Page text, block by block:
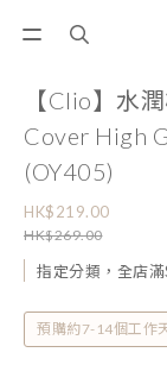
【Clio】水
Cover High
(OY405)
HK$219.00
HK$269.00
指定分類，全店
預購約7-14個工作